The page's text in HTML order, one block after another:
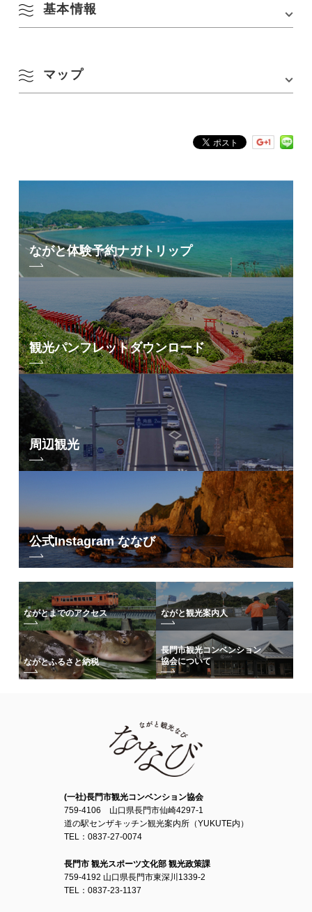
基本情報
アクセス
マップ
ながと体験予約ナガトリップ
観光パンフレットダウンロード
周辺観光
公式Instagram ななび
ながとまでのアクセス ながと観光案内人
ながとふるさと納税
長門市観光コンベンション
協会について
(一社)長門市観光コンベンション協会
759-4106 山口県長門市仙崎4297-1
道の駅センザキッチン観光案内所（YUKUTE内）
TEL：0837-27-0074
長門市 観光スポーツ文化部 観光政策課
759-4192 山口県長門市東深川1339-2
TEL：0837-23-1137